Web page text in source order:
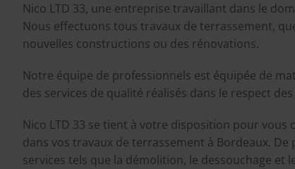
Nico LTD 33, une entreprise travaillant dans le
Nous effectuons tous travaux de terrassement,
nouvelles constructions ou des rénovations.
Notre équipe de professionnels est équipée de
des services de qualité réalisés dans le respect
Nico LTD 33 se tient à votre disposition pour vous
dans vos travaux de terrassement à Bordeaux. De
services tels que la démolition, le dessouchage et